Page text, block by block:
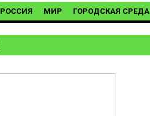
РОССИЯ МИР ГОРОДСКАЯ СРЕДА